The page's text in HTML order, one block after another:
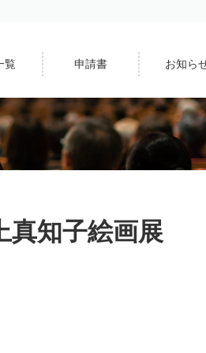
覧 申請書 お知ら
知子絵画展